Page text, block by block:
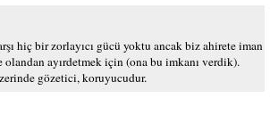
hiç bir zorlayıcı gücü yoktu ancak biz ahirete iman
ayırdetmek için (ona bu imkanı verdik).
gözetici, koruyucudur.